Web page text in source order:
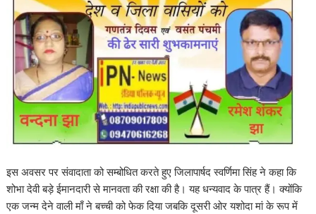
इस अवसर पर संवादाता को सम्बोधित करते हुए जिलापार्षद स्वर्णिमा सिंह ने कहा कि
शोभा देवी बड़े ईमानदारी से मानवता की रक्षा की है। यह धन्यवाद के पात्र हैं। क्योंकि
एक जन्म देने वाली माँ ने बच्ची को फेक दिया जबकि दूसरी ओर यशोदा मां के रूप में